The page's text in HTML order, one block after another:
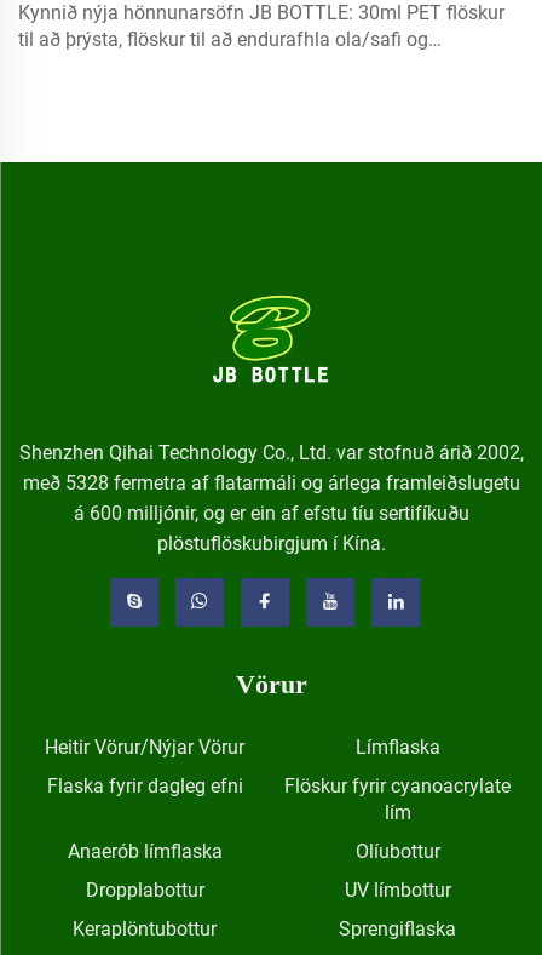
Dropaæðarflaska með barnavarnir Patenteraðar
vörur/Nýtt hönnunavorur
Kynnið nýja hönnunarsöfn JB BOTTLE: 30ml PET flöskur
til að þrýsta, flöskur til að endurafhla ola/safi og
Shenzhen Qihai Technology Co., Ltd. var stofnuð árið 2002,
með 5328 fermetra af flatarmáli og árlega framleiðslugetu
á 600 milljónir, og er ein af efstu tíu sertifíkuðu
plöstuflöskubirgjum í Kína.
Vörur
Heitir Vörur/Nýjar Vörur
Límflaska
Flaska fyrir dagleg efni
Flöskur fyrir cyanoacrylate
lím
Anaerób límflaska
Olíubottur
Dropplabottur
UV límbottur
Keraplöntubottur
Sprengiflaska